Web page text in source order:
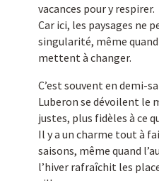
vacances pour y respirer.
Car ici, les paysages ne
singularité, même
mettent à changer.
C’est souvent en demi-
Luberon se dévoilent le
justes, plus fidèles à ce
Il y a un charme tout à
saisons, même quand
l’hiver rafraîchit les